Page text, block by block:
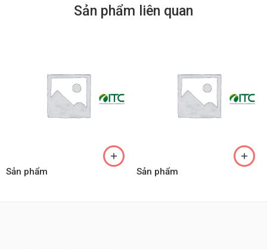
Sản phẩm liên quan
Sản phẩm Sản phẩm